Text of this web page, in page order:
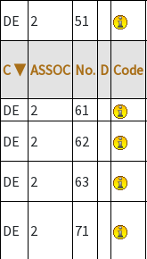
DE
2 51
C ▼ ASSOC No. D Code
DE 2 61
DE
2 62
DE 2 63
DE 2 71